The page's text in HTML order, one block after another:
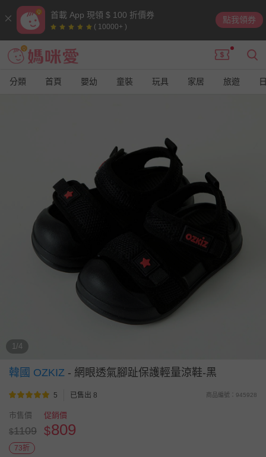
首載 App 現領 $ 100 折價券
( 10000+ )
點我領券
分類 首頁 嬰幼 童裝 玩具 家居 旅遊
1/4
韓國 OZKIZ - 網眼透氣腳趾保護輕量涼鞋-黑
5 已售出 8 商品編號：945928
市售價
$1109
促銷價
$809
73折